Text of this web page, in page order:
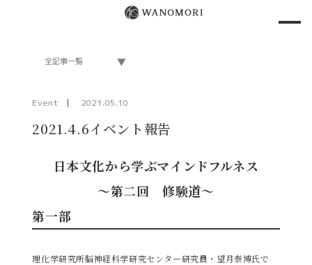
Event 2021.05.10
2021.4.6イベント報告
日本文化から学ぶマインドフルネス
～第二回 修験道～
第一部
理化学研究所脳神経科学研究センター研究員・望月泰博氏で